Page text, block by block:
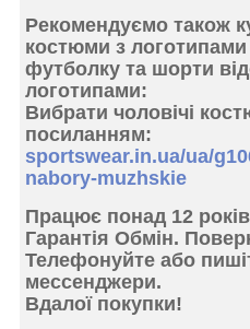
Рекомендуємо також
костюми з
футболку та шорти
логотипами:
Вибрати чоловічі
посиланням:
sportswear.in.ua/ua/
nabory-muzhskie
Працює понад 12
Гарантія Обмін.
Телефонуйте або
мессенджери.
Вдалої покупки!